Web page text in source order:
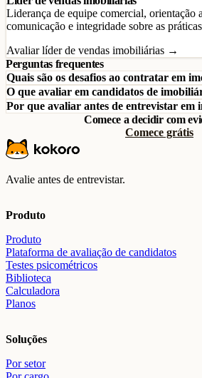
Liderança de equipe comercial, orientação
comunicação e integridade sobre as
Avaliar líder de vendas imobiliárias →
Perguntas frequentes
Quais são os desafios ao contratar em
O que avaliar em candidatos de
Por que avaliar antes de entrevistar em
Comece a decidir com
Comece grátis
Avalie antes de entrevistar.
Produto
Produto
Plataforma de avaliação de candidatos
Testes psicométricos
Biblioteca
Calculadora
Planos
Soluções
Por setor